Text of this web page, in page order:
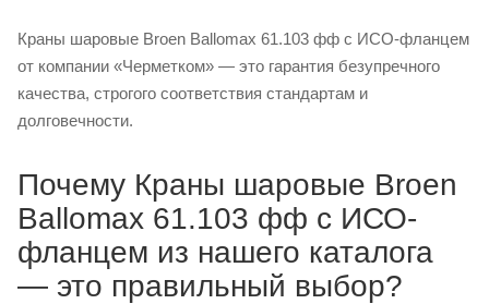
Краны шаровые Broen Ballomax 61.103 фф с ИСО-фланцем
от компании «Черметком» — это гарантия безупречного
качества, строгого соответствия стандартам и
долговечности.
Почему Краны шаровые Broen
Ballomax 61.103 фф с ИСО-
фланцем из нашего каталога
— это правильный выбор?